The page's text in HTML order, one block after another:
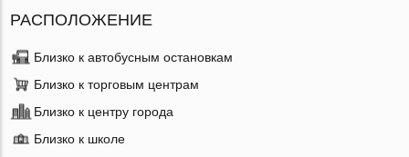
РАСПОЛОЖЕНИЕ
Близко к автобусным остановкам
Близко к торговым центрам
Близко к центру города
Близко к школе